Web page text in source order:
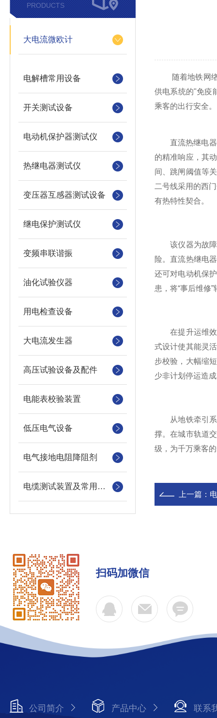
PRODUCTS
大电流微欧计
电解槽常用设备
开关测试设备
电动机保护器测试仪
热继电器测试仪
变压器互感器测试设备
继电保护测试仪
变频串联谐振
油化试验仪器
用电检查设备
大电流发生器
高压试验设备及配件
电能表校验装置
低压电气设备
电气接地电阻降阻剂
电缆测试装置及常用仪器仪表
随着地铁网络
供电系统的"免疫
乘客的出行安全。
直流热继电器
的精准响应，其
间、跳闸阈值等
二号线采用的西
有热特性契合。
该仪器为故障
险。直流热继电
还可对电动机保
患，将“事后维修
在提升运维效
式设计使其能灵
步校验，大幅缩
少非计划停运造
从地铁牵引系
撑。在城市轨道
级，为千万乘客
上一篇：
扫码加微信
公司简介 产品中心 联系